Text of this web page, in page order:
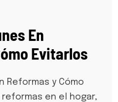
En
Evitarlos
Reformas y Cómo
en el hogar,